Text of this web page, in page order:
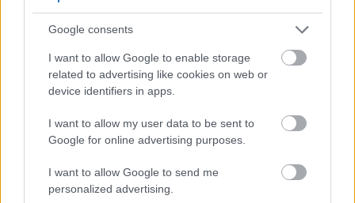
Google consents
I want to allow Google to enable storage
related to advertising like cookies on web or
device identifiers in apps.
I want to allow my user data to be sent to
Google for online advertising purposes.
I want to allow Google to send me
personalized advertising.